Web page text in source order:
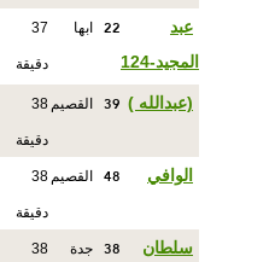
عبد
المجيد-124
22 ابها 37
دقيقة
(عبدالله ) 39 القصيم 38
دقيقة
الوافي 48 القصيم 38
دقيقة
سلطان
38 جدة 38